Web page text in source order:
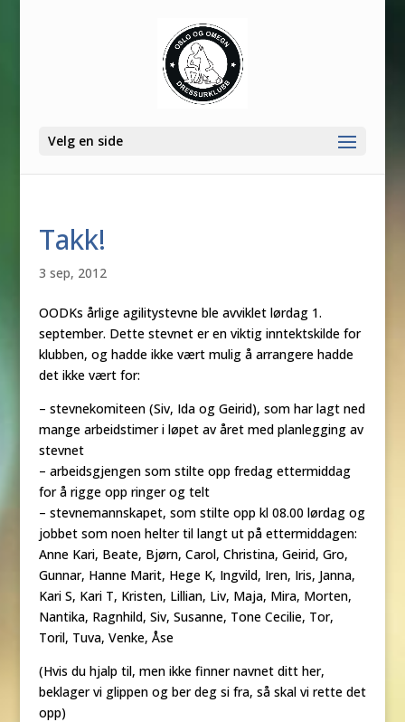
Velg en side
Takk!
3 sep, 2012
OODKs årlige agilitystevne ble avviklet lørdag 1.
september. Dette stevnet er en viktig inntektskilde for
klubben, og hadde ikke vært mulig å arrangere hadde
det ikke vært for:
– stevnekomiteen (Siv, Ida og Geirid), som har lagt ned
mange arbeidstimer i løpet av året med planlegging av
stevnet
– arbeidsgjengen som stilte opp fredag ettermiddag
for å rigge opp ringer og telt
– stevnemannskapet, som stilte opp kl 08.00 lørdag og
jobbet som noen helter til langt ut på ettermiddagen:
Anne Kari, Beate, Bjørn, Carol, Christina, Geirid, Gro,
Gunnar, Hanne Marit, Hege K, Ingvild, Iren, Iris, Janna,
Kari S, Kari T, Kristen, Lillian, Liv, Maja, Mira, Morten,
Nantika, Ragnhild, Siv, Susanne, Tone Cecilie, Tor,
Toril, Tuva, Venke, Åse
(Hvis du hjalp til, men ikke finner navnet ditt her,
beklager vi glippen og ber deg si fra, så skal vi rette det
opp)